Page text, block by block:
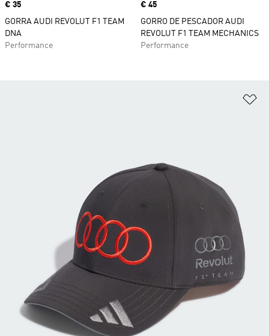
Precio
€ 35
GORRA AUDI REVOLUT F1 TEAM
DNA
Performance
Precio
€ 45
GORRO DE PESCADOR AUDI
REVOLUT F1 TEAM MECHANICS
Performance